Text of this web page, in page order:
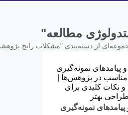
مطالعه"
از دسته‌بندی "مشکلات رایج
نمونه‌گیری